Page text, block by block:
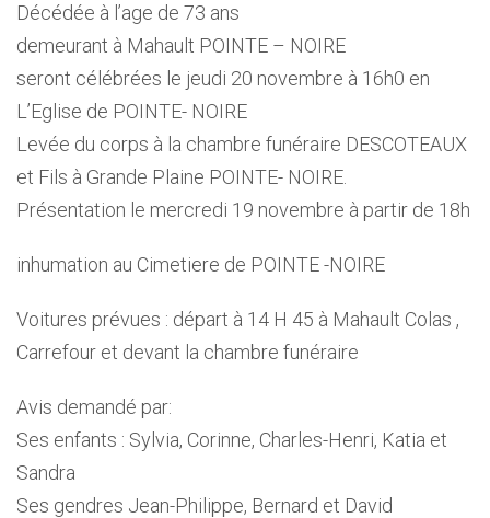
Décédée à l’age de 73 ans
demeurant à Mahault POINTE – NOIRE
seront célébrées le jeudi 20 novembre à 16h0 en
L’Eglise de POINTE- NOIRE
Levée du corps à la chambre funéraire DESCOTEAUX
et Fils à Grande Plaine POINTE- NOIRE.
Présentation le mercredi 19 novembre à partir de 18h
inhumation au Cimetiere de POINTE -NOIRE
Voitures prévues : départ à 14 H 45 à Mahault Colas ,
Carrefour et devant la chambre funéraire
Avis demandé par:
Ses enfants : Sylvia, Corinne, Charles-Henri, Katia et
Sandra
Ses gendres Jean-Philippe, Bernard et David